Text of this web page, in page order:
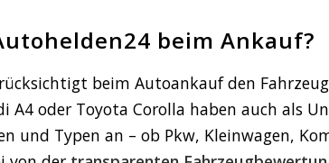
beim Ankauf?
beim Autoankauf den
A4 oder Toyota Corolla haben auch als
und Typen an – ob Pkw, Kleinwagen,